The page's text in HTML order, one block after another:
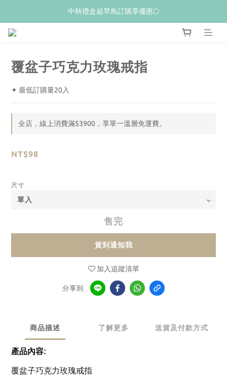
𝙒𝙚𝙡𝙘𝙤𝙢𝙚💝 新加入會員贈$𝟭𝟬𝟬購物金
中秋禮盒超早鳥訂購享優惠🌕
覆盆子巧克力玫瑰戒指
✦ 最低訂購量20入
全店，線上消費滿$3900，享單一溫層免運費。
NT$98
尺寸
售完
貨到通知我
加入追蹤清單
分享到
商品描述 了解更多 送貨及付款方式
產品內容:
覆盆子巧克力玫瑰戒指